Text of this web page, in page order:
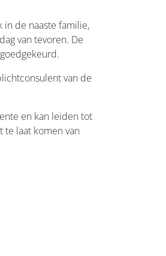
in de naaste familie,
van tevoren. De
van de
en kan leiden tot
te laat komen van